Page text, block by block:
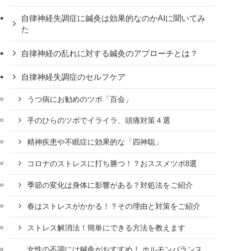
自律神経失調症に鍼灸は効果的なのかAIに聞いてみ
た
自律神経の乱れに対する鍼灸のアプローチとは？
自律神経失調症のセルフケア
うつ病にお勧めのツボ「百会」
手のひらのツボでイライラ、頭痛対策４選
精神疾患や不眠症に効果的な「四神聡」
コロナのストレスに打ち勝つ！？おススメツボ8選
季節の変化は身体に影響がある？対処法をご紹介
春はストレスがかかる！？その理由と対策をご紹介
ストレス解消法！簡単にできる方法を教えます